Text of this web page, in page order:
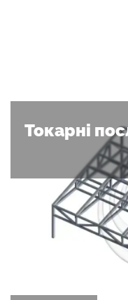
Токарні